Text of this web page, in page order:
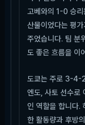
고베와의 1-0 승리
산물이었다는 평
주었습니다. 팀 분
도 좋은 흐름을 이
도쿄는 주로 3-4-
엔도, 사토 선수로
인 역할을 합니다.
한 활동량과 후방